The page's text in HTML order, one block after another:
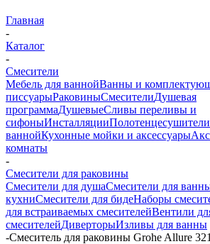
Главная
-
Каталог
-
Смесители
Мебель для ваннойВанны и
писсуарыРаковиныСмесителиДушевая
программаДушевыеСливы переливы и
сифоныИнсталляции
ваннойКухонные мойки и аксессуары
комнаты
-
Смесители для раковины
Смесители для душаСмесители для
кухниСмесители для бидеНаборы
для встраиваемых смесителейВентили
смесителейДиверторыИзливы для ванны
-Смеситель для раковины Grohe Allure